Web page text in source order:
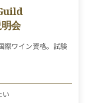
会
際ワイン資格。試験
い